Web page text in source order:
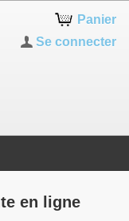
Panier
Se connecter
en ligne